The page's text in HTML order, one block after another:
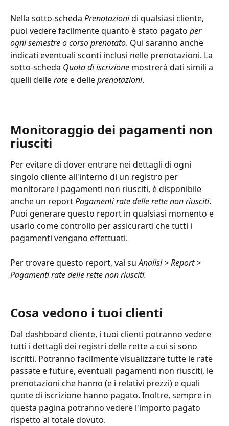
Nella sotto-scheda Prenotazioni di qualsiasi cliente,
puoi vedere facilmente quanto è stato pagato per
ogni semestre o corso prenotato. Qui saranno anche
indicati eventuali sconti inclusi nelle prenotazioni. La
sotto-scheda Quota di iscrizione mostrerà dati simili a
quelli delle rate e delle prenotazioni.
Monitoraggio dei pagamenti non
riusciti
Per evitare di dover entrare nei dettagli di ogni
singolo cliente all'interno di un registro per
monitorare i pagamenti non riusciti, è disponibile
anche un report Pagamenti rate delle rette non riusciti.
Puoi generare questo report in qualsiasi momento e
usarlo come controllo per assicurarti che tutti i
pagamenti vengano effettuati.
Per trovare questo report, vai su Analisi > Report >
Pagamenti rate delle rette non riusciti.
Cosa vedono i tuoi clienti
Dal dashboard cliente, i tuoi clienti potranno vedere
tutti i dettagli dei registri delle rette a cui si sono
iscritti. Potranno facilmente visualizzare tutte le rate
passate e future, eventuali pagamenti non riusciti, le
prenotazioni che hanno (e i relativi prezzi) e quali
quote di iscrizione hanno pagato. Inoltre, sempre in
questa pagina potranno vedere l'importo pagato
rispetto al totale dovuto.